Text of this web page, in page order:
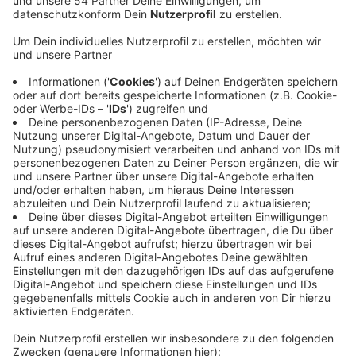
Anzeige
Sie will Arbeitgeber deshalb beim Anwerben von neuen
Kräften schulen. Die Tourismus- und
Gastronomiebranchen seien gezwungen neue Wege zu
gehen, sagt die IHK. Um innovative Impulse zu
vermitteln, hat sie jetzt eine neue Veranstaltung
konzipiert. Im Netzwerk „Tourismus und Gastgewerbe“
geht es vor allem um das Thema „Mitarbeiterbindung“.
Denn nun müssten Mitarbeiter vor allem mit neuen
Arbeitszeitmodellen gelockt werden. Das zeigte sich
bisher - besonders im Gasgewerbe - schwierig: denn in
der Regle wird dann gearbeitet, wenn andere Feiern:
Spät in der Nacht, am Wochenende und auch an
Feiertagen. Deshalb müssten neue Konzepte und
Arbeitszeitmodelle erstellt werden.